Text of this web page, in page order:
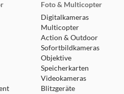
Foto & Multicopter
Digitalkameras
Multicopter
Action & Outdoor
Sofortbildkameras
Objektive
Speicherkarten
Videokameras
Blitzgeräte